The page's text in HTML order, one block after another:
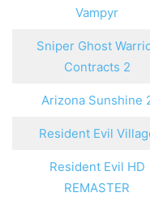
Vampyr
Sniper Ghost
Contracts 2
Arizona Sunshine
Resident Evil
Resident Evil HD
REMASTER